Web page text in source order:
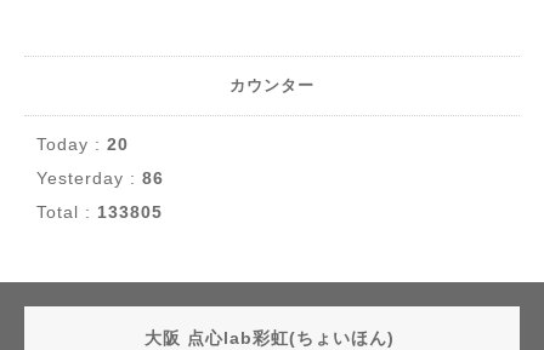
カウンター
Today : 20
Yesterday : 86
Total : 133805
大阪 点心lab彩虹(ちょいほん)